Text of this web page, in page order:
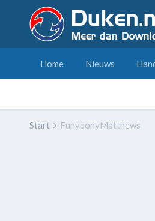
Home Nieuws
Start FunyponyMatthews